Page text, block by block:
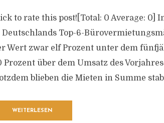
to rate this post![Total: 0 Average: 0]
Deutschlands Top-6-
Wert zwar elf Prozent unter dem
Prozent über dem Umsatz des
blieben die Mieten in Summe
WEITERLESEN